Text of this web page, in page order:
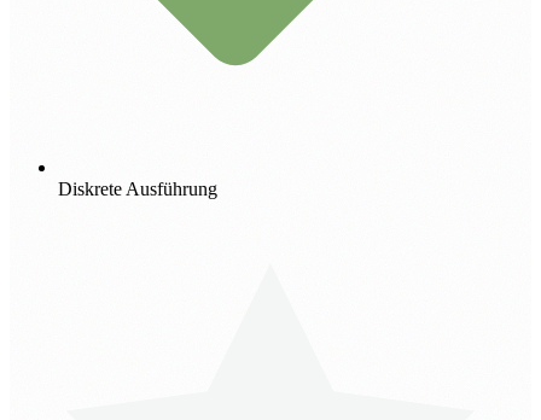
Diskrete Ausführung